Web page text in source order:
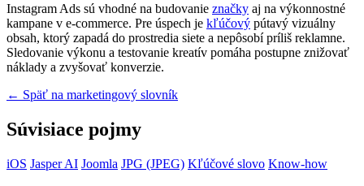
Instagram Ads sú vhodné na budovanie značky aj na výkonnostné
kampane v e-commerce. Pre úspech je kľúčový pútavý vizuálny
obsah, ktorý zapadá do prostredia siete a nepôsobí príliš reklamne.
Sledovanie výkonu a testovanie kreatív pomáha postupne znižovať
náklady a zvyšovať konverzie.
← Späť na marketingový slovník
Súvisiace pojmy
iOS Jasper AI Joomla JPG (JPEG) Kľúčové slovo Know-how